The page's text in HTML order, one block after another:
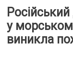
у
виникла